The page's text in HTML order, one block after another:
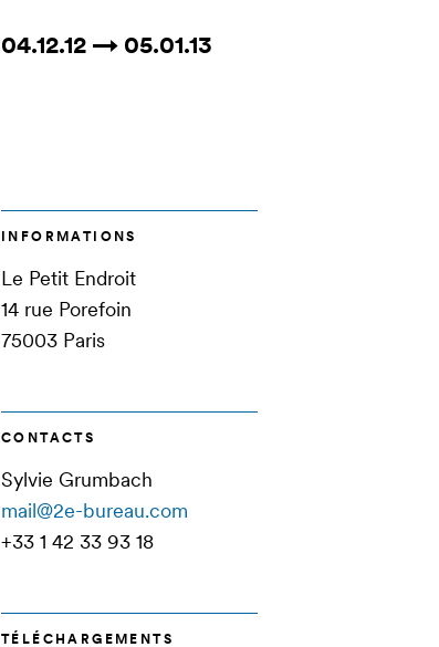
04.12.12 → 05.01.13
INFORMATIONS
Le Petit Endroit
14 rue Porefoin
75003 Paris
CONTACTS
Sylvie Grumbach
mail@2e-bureau.com
+33 1 42 33 93 18
TÉLÉCHARGEMENTS